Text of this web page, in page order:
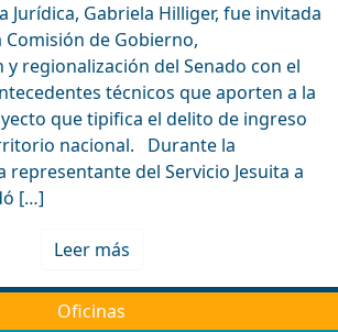
Jurídica, Gabriela Hilliger, fue invitada
de Gobierno,
regionalización del Senado con el
técnicos que aporten a la
que tipifica el delito de ingreso
nacional. Durante la
representante del Servicio Jesuita a
[…]
Leer más
Oficinas